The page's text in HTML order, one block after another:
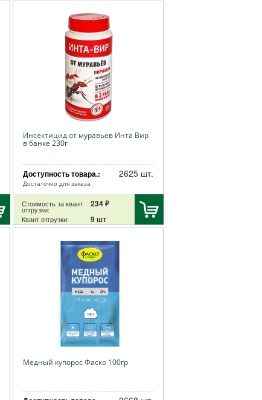
Инсектицид от муравьев Инта Вир
в банке 230г
Доступность товара.:
Достаточно для заказа
2625 шт.
Стоимость за квант
отгрузки:
234 ₽
Квант отгрузки: 9 шт
Медный купорос Фаско 100гр